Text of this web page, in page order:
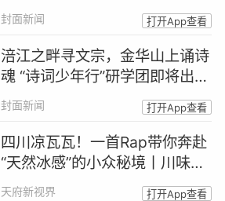
封面新闻 打开App查看
涪江之畔寻文宗，金华山上诵诗
魂 “诗词少年行”研学团即将出发
｜跟着诗词游四川
封面新闻 打开App查看
四川凉瓦瓦！一首Rap带你奔赴
“天然冰感”的小众秘境丨川味Ra
p馆
天府新视界 打开App查看